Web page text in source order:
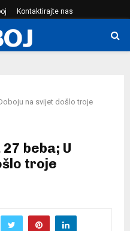
Kontaktirajte nas
na svijet došlo troje
beba; U
troje